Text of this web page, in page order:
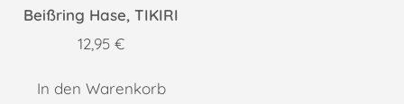
Beißring Hase, TIKIRI
12,95 €
In den Warenkorb